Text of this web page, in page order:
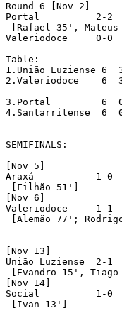
Round 6	[Nov 2]
Portal		2-2  Santarritense	[Att.: 41]
[Rafael 35',
Valeriodoce	0-0  União Luziense	[Att.: 853]
Table:
1.União Luziense 6  3  3
2.Valeriodoce	 6  3  2  1   7- 4  11	Qualified
3.Portal	 6  0  5  1   9-10   5
4.Santarritense	 6  0  2  4   5-12   2
SEMIFINALS:
[Nov 5]
Araxá		1-0  União Luziense	[Att.: 2,097]
[Filhão 51']
[Nov 6]
Valeriodoce	1-1  Social		[Att.: 1,106]
[Alemão 77';
[Nov 13]
União Luziense	2-1  Araxá		[Att.: 333]
[Evandro 15',
[Nov 14]
Social		1-0  Valeriodoce	[Att.: 1,980]
[Ivan 13']